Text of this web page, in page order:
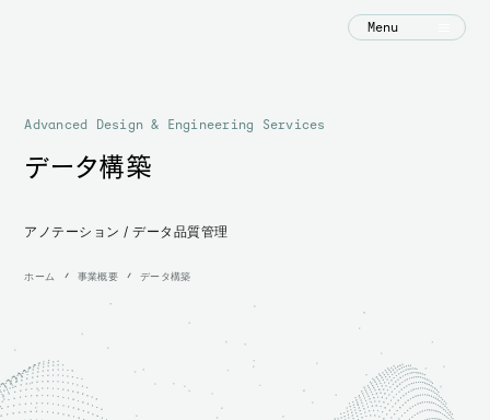
Menu
データ構築
Advanced Design & Engineering Services
アノテーション / データ品質管理
ホーム 事業概要 データ構築